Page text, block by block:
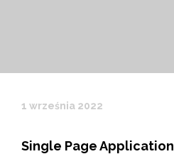
1 września 2022
Single Page Application